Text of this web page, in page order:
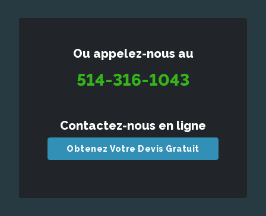
Ou appelez-nous au
514-316-1043
Contactez-nous en ligne
Obtenez Votre Devis Gratuit